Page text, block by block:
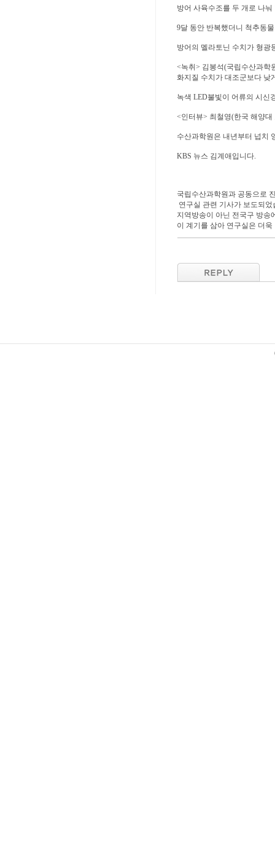
방어 사육수조를 두 개로 나
9달 동안 반복했더니 척추동
방어의 멜라토닌 수치가 형광
<녹취> 김봉석(국립수산과학
화지질 수치가 대조군보다 낮
녹색 LED불빛이 어류의 시신
<인터뷰> 최철영(한국 해양
수산과학원은 내년부터 넙치
KBS 뉴스 김계애입니다.
국립수산과학원과 공동으로
연구실 관련 기사가 보도되었
지역방송이 아닌 전국구 방송
이 계기를 삼아 연구실은 더